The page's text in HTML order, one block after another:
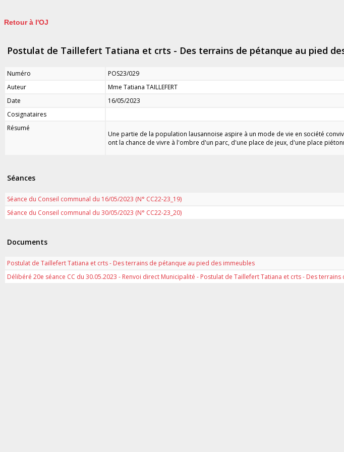
Retour à l'OJ
Postulat de Taillefert Tatiana et crts - Des terrains de pétanque au pied
Numéro
POS23/029
Auteur
Mme Tatiana TAILLEFERT
Date
16/05/2023
Cosignataires
Résumé
Une partie de la population lausannoise aspire à un mode de vie en société
ont la chance de vivre à l'ombre d'un parc, d'une place de jeux, d'une place
Séances
Séance du Conseil communal du 16/05/2023 (N° CC22-23_19)
Séance du Conseil communal du 30/05/2023 (N° CC22-23_20)
Documents
Postulat de Taillefert Tatiana et crts - Des terrains de pétanque au pied des immeubles
Délibéré 20e séance CC du 30.05.2023 - Renvoi direct Municipalité - Postulat de Taillefert Tatiana et crts - Des